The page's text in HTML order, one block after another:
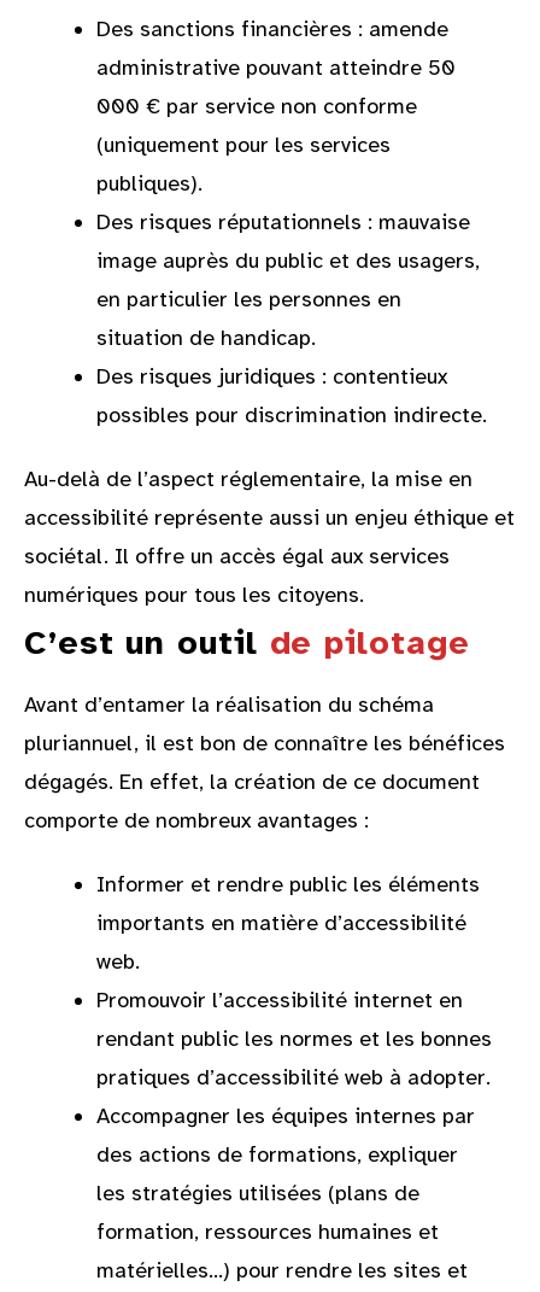
Des sanctions financières : amende
administrative pouvant atteindre 50
000 € par service non conforme
(uniquement pour les services
publiques).
Des risques réputationnels : mauvaise
image auprès du public et des usagers,
en particulier les personnes en
situation de handicap.
Des risques juridiques : contentieux
possibles pour discrimination indirecte.
Au-delà de l’aspect réglementaire, la mise en
accessibilité représente aussi un enjeu éthique et
sociétal. Il offre un accès égal aux services
numériques pour tous les citoyens.
C’est un outil de pilotage
Avant d’entamer la réalisation du schéma
pluriannuel, il est bon de connaître les bénéfices
dégagés. En effet, la création de ce document
comporte de nombreux avantages :
Informer et rendre public les éléments
importants en matière d’accessibilité
web.
Promouvoir l’accessibilité internet en
rendant public les normes et les bonnes
pratiques d’accessibilité web à adopter.
Accompagner les équipes internes par
des actions de formations, expliquer
les stratégies utilisées (plans de
formation, ressources humaines et
matérielles…) pour rendre les sites et